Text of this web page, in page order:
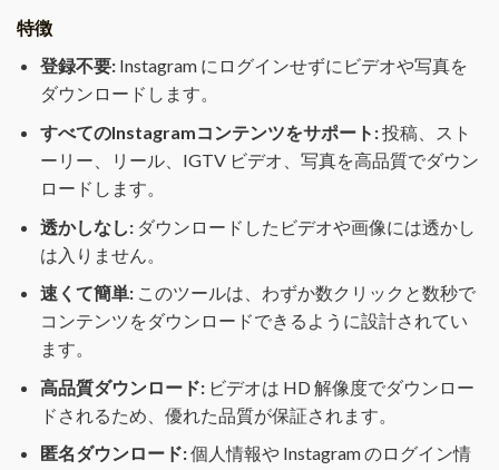
特徴
登録不要: Instagram にログインせずにビデオや写真を
ダウンロードします。
すべてのInstagramコンテンツをサポート:投稿、スト
ーリー、リール、IGTV ビデオ、写真を高品質でダウン
ロードします。
透かしなし: ダウンロードしたビデオや画像には透かし
は入りません。
速くて簡単: このツールは、わずか数クリックと数秒で
コンテンツをダウンロードできるように設計されてい
ます。
高品質ダウンロード:ビデオは HD 解像度でダウンロー
ドされるため、優れた品質が保証されます。
匿名ダウンロード:個人情報や Instagram のログイン情